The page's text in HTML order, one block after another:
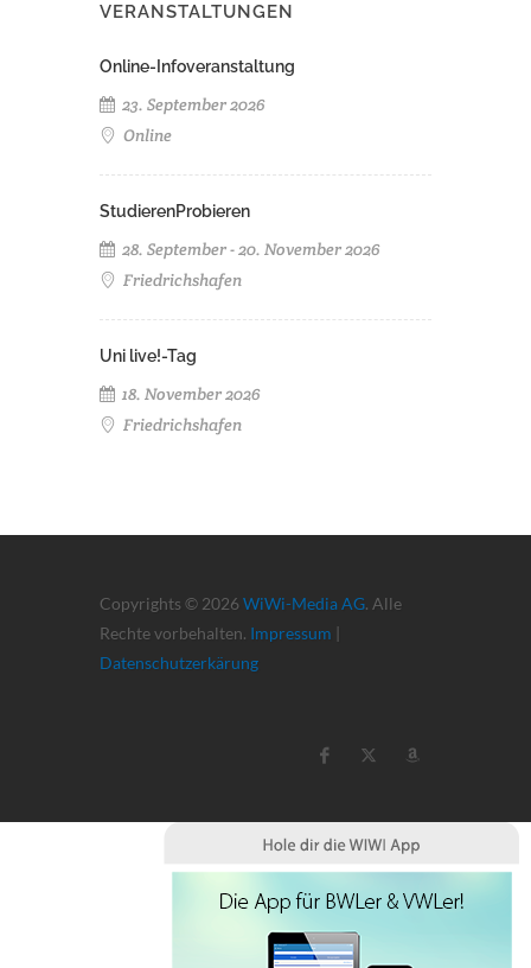
VERANSTALTUNGEN
Online-Infoveranstaltung
23. September 2026
Online
StudierenProbieren
28. September - 20. November 2026
Friedrichshafen
Uni live!-Tag
18. November 2026
Friedrichshafen
Copyrights © 2026 WiWi-Media AG. Alle
Rechte vorbehalten. Impressum |
Datenschutzerkärung